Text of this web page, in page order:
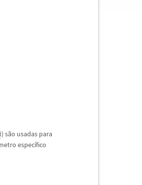
t) são usadas para
específico